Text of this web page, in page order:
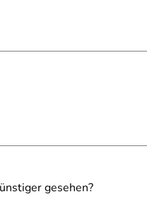
gesehen?